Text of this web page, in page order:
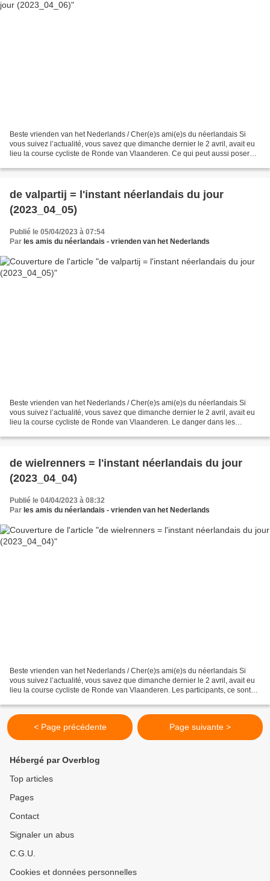
Beste vrienden van het Nederlands / Cher(e)s ami(e)s du néerlandais Si
vous suivez l’actualité, vous savez que dimanche dernier le 2 avril, avait eu
lieu la course cycliste de Ronde van Vlaanderen. Ce qui peut aussi poser
de valpartij = l'instant néerlandais du jour
(2023_04_05)
Publié le 05/04/2023 à 07:54
Par les amis du néerlandais - vrienden van het Nederlands
Beste vrienden van het Nederlands / Cher(e)s ami(e)s du néerlandais Si
vous suivez l’actualité, vous savez que dimanche dernier le 2 avril, avait eu
lieu la course cycliste de Ronde van Vlaanderen. Le danger dans les
de wielrenners = l'instant néerlandais du jour
(2023_04_04)
Publié le 04/04/2023 à 08:32
Par les amis du néerlandais - vrienden van het Nederlands
Beste vrienden van het Nederlands / Cher(e)s ami(e)s du néerlandais Si
vous suivez l’actualité, vous savez que dimanche dernier le 2 avril, avait eu
lieu la course cycliste de Ronde van Vlaanderen. Les participants, ce sont
< Page précédente Page suivante >
Hébergé par Overblog
Top articles
Pages
Contact
Signaler un abus
C.G.U.
Cookies et données personnelles